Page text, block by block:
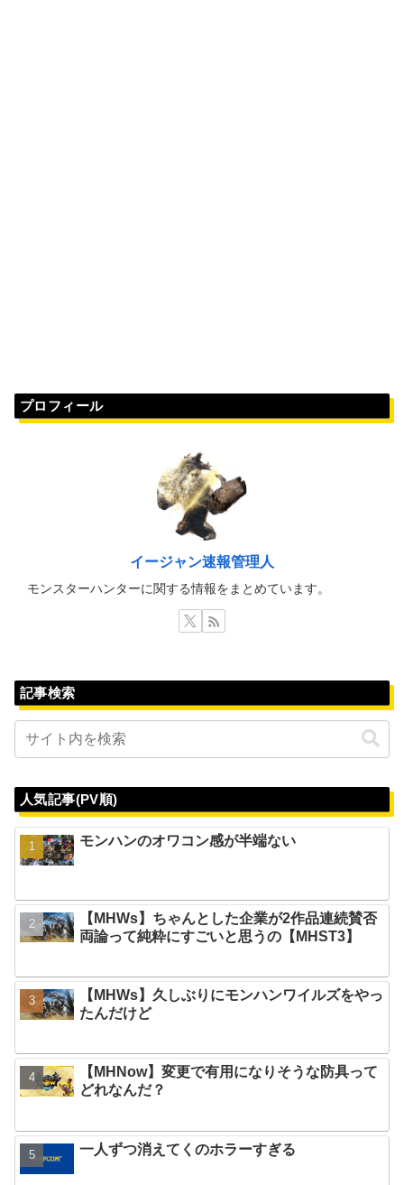
プロフィール
イージャン速報管理人
モンスターハンターに関する情報をまとめています。
記事検索
人気記事(PV順)
モンハンのオワコン感が半端ない
【MHWs】ちゃんとした企業が2作品連続賛否
両論って純粋にすごいと思うの【MHST3】
【MHWs】久しぶりにモンハンワイルズをやっ
たんだけど
【MHNow】変更で有用になりそうな防具って
どれなんだ？
一人ずつ消えてくのホラーすぎる